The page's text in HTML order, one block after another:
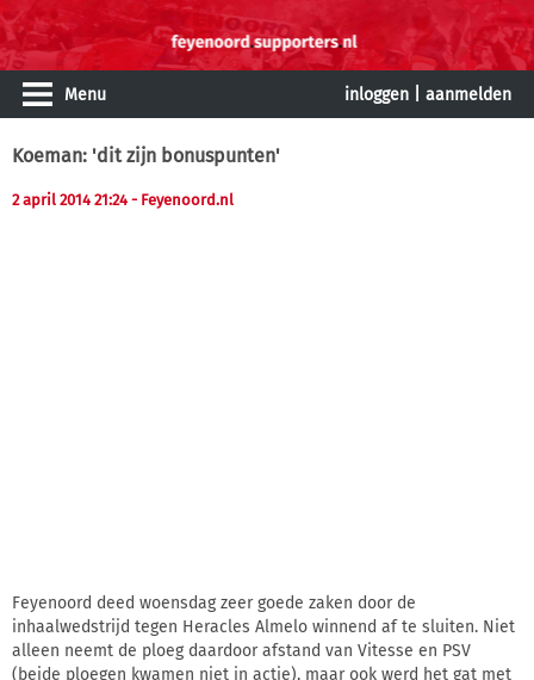
Menu inloggen aanmelden
Koeman: 'dit zijn bonuspunten'
2 april 2014 21:24 - Feyenoord.nl
Feyenoord deed woensdag zeer goede zaken door de
inhaalwedstrijd tegen Heracles Almelo winnend af te sluiten. Niet
alleen neemt de ploeg daardoor afstand van Vitesse en PSV
(beide ploegen kwamen niet in actie), maar ook werd het gat met